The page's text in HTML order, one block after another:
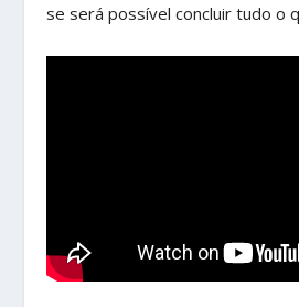
se será possível concluir tudo o